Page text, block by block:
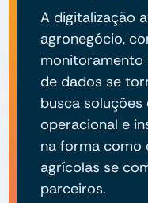
A digitalização
agronegócio,
monitoramento
de dados se
busca soluções
operacional e
na forma como
agrícolas se
parceiros.